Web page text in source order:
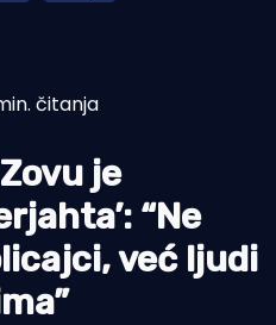
čitanja
je
“Ne
već ljudi